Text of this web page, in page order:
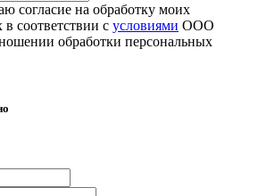
согласие на обработку моих
соответствии с условиями ООО
обработки персональных